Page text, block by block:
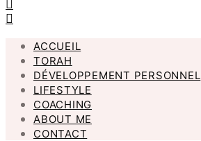
ACCUEIL
TORAH
DÉVELOPPEMENT PERSONNEL
LIFESTYLE
COACHING
ABOUT ME
CONTACT